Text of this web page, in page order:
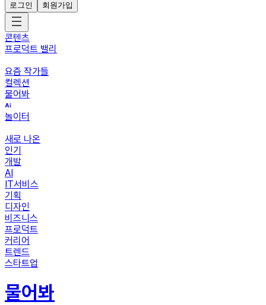
로그인
회원가입
콘텐츠
프로덕트 밸리
요즘 작가들
컬렉션
물어봐
놀이터
새로 나온
인기
개발
AI
IT서비스
기획
디자인
비즈니스
프로덕트
커리어
트렌드
스타트업
물어봐